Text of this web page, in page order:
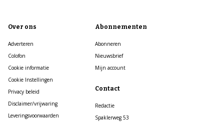
Over ons
Adverteren
Colofon
Cookie informatie
Cookie Instellingen
Privacy beleid
Disclaimer/vrijwaring
Leveringsvoorwaarden
Abonnementen
Abonneren
Nieuwsbrief
Mijn account
Contact
Redactie
Spaklerweg 53